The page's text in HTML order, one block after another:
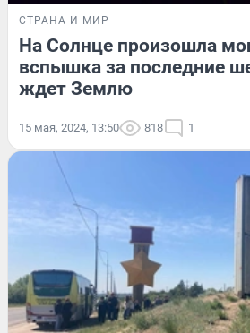
СТРАНА И МИР
На Солнце произошла
вспышка за последние
ждет Землю
15 мая, 2024, 13:50 818 1